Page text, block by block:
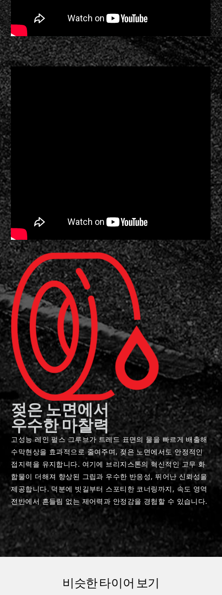
젖은 노면에서
우수한 마찰력
고성능 레인 펄스 그루브가 트레드 표면의 물을 빠르게 배출해
수막현상을 효과적으로 줄여주며, 젖은 노면에서도 안정적인
접지력을 유지합니다. 여기에 브리지스톤의 혁신적인 고무 화
합물이 더해져 향상된 그립과 우수한 반응성, 뛰어난 신뢰성을
제공합니다. 덕분에 빗길부터 스포티한 코너링까지, 속도 영역
전반에서 흔들림 없는 제어력과 안정감을 경험할 수 있습니다.
비슷한 타이어 보기